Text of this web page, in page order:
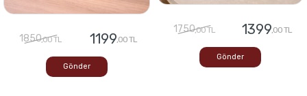
1850,00 TL 1199,00 TL
Gönder
1750,00 TL 1399,00 TL
Gönder